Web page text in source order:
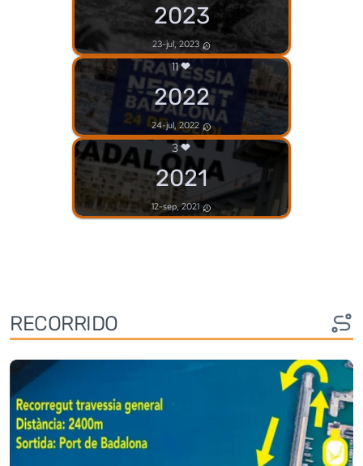
2023
23-jul, 2023
11
2022
24-jul, 2022
3
2021
12-sep, 2021
RECORRIDO